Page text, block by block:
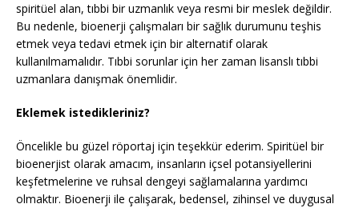
spiritüel alan, tıbbi bir uzmanlık veya resmi bir meslek değildir.
Bu nedenle, bioenerji çalışmaları bir sağlık durumunu teşhis
etmek veya tedavi etmek için bir alternatif olarak
kullanılmamalıdır. Tıbbi sorunlar için her zaman lisanslı tıbbi
uzmanlara danışmak önemlidir.
Eklemek istedikleriniz?
Öncelikle bu güzel röportaj için teşekkür ederim. Spiritüel bir
bioenerjist olarak amacım, insanların içsel potansiyellerini
keşfetmelerine ve ruhsal dengeyi sağlamalarına yardımcı
olmaktır. Bioenerji ile çalışarak, bedensel, zihinsel ve duygusal